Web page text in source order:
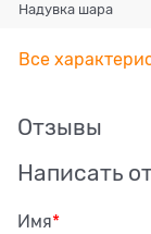
Надувка шара
Все
Отзывы
Написать
Имя